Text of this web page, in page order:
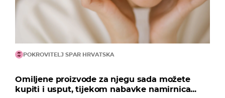
POKROVITELJ SPAR HRVATSKA
Omiljene proizvode za njegu sada možete
kupiti i usput, tijekom nabavke namirnica...